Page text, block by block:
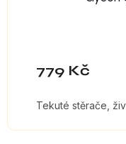
779 Kč
Tekuté stěrače,